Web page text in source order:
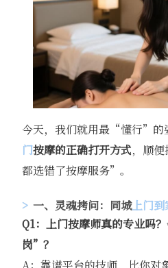
今天，我们就用最“懂行”的
门按摩的正确打开方式，顺
都选错了按摩服务”。
一、灵魂拷问：同城上门到
Q1：上门按摩师真的专业吗
岗”？
A：靠谱平台的技师，比你